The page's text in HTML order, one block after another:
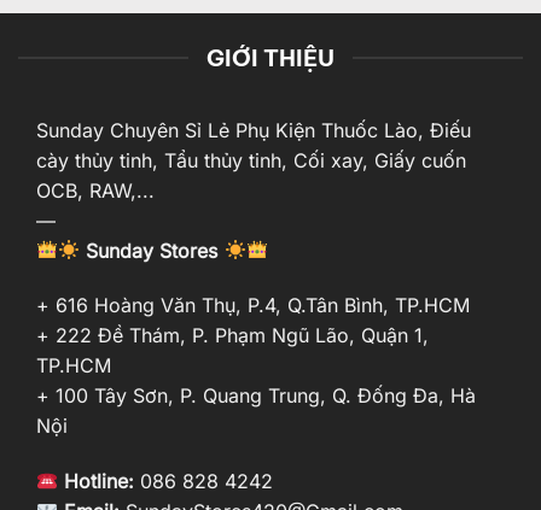
GIỚI THIỆU
Sunday Chuyên Sỉ Lẻ Phụ Kiện Thuốc Lào, Điếu
cày thủy tinh, Tẩu thủy tinh, Cối xay, Giấy cuốn
OCB, RAW,...
—
Sunday Stores
+ 616 Hoàng Văn Thụ, P.4, Q.Tân Bình, TP.HCM
+ 222 Đề Thám, P. Phạm Ngũ Lão, Quận 1,
TP.HCM
+ 100 Tây Sơn, P. Quang Trung, Q. Đống Đa, Hà
Nội
Hotline: 086 828 4242